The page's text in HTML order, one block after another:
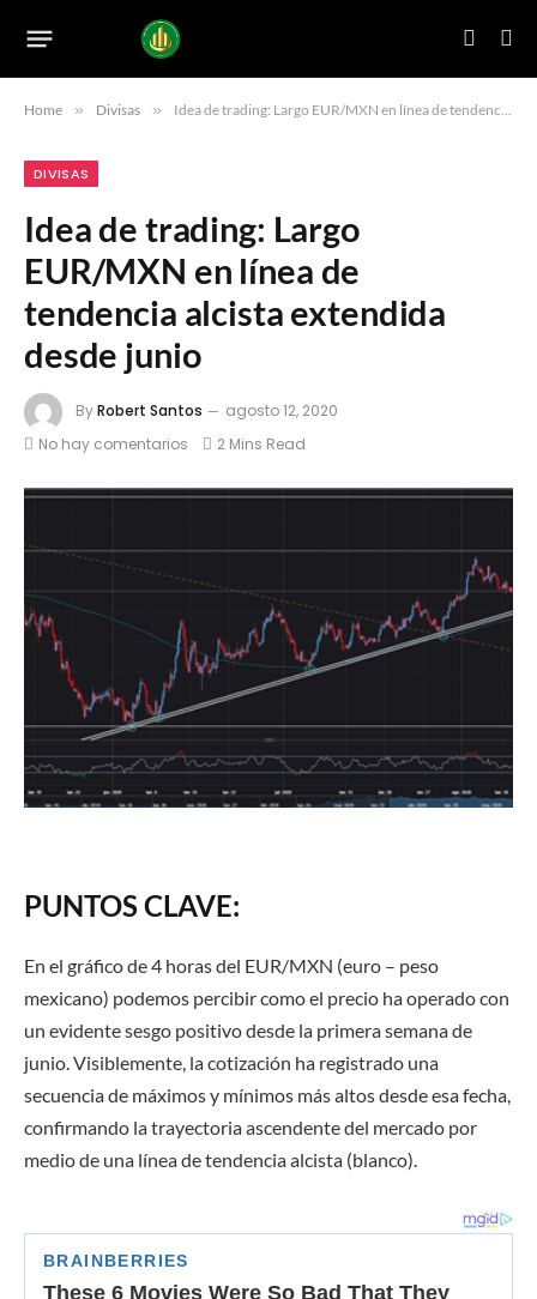
Home » Divisas » Idea de trading: Largo EUR/MXN en línea de tendencia alcista extendida desde junio
DIVISAS
Idea de trading: Largo
EUR/MXN en línea de
tendencia alcista extendida
desde junio
ByRobert Santos
agosto 12, 2020
No hay comentarios
2 Mins Read
PUNTOS CLAVE:
En el gráfico de 4 horas del EUR/MXN (euro – peso
mexicano) podemos percibir como el precio ha operado con
un evidente sesgo positivo desde la primera semana de
junio. Visiblemente, la cotización ha registrado una
secuencia de máximos y mínimos más altos desde esa fecha,
confirmando la trayectoria ascendente del mercado por
medio de una línea de tendencia alcista (blanco).